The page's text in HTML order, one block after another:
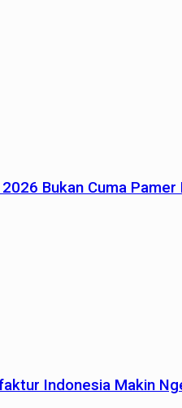
2026 Bukan Cuma
Indonesia Makin